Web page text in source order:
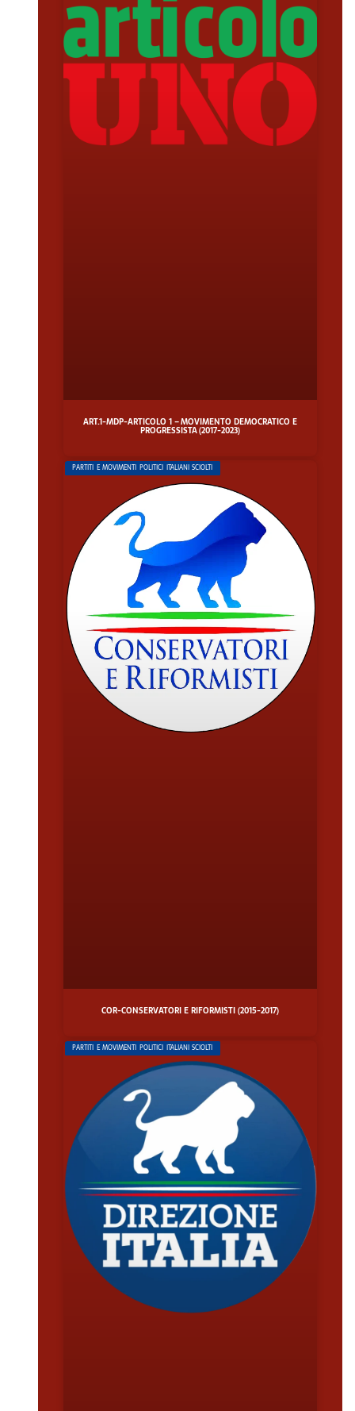
ART.1-MDP-ARTICOLO 1 – MOVIMENTO DEMOCRATICO E
PROGRESSISTA (2017-2023)
PARTITI E MOVIMENTI POLITICI ITALIANI SCIOLTI
COR-CONSERVATORI E RIFORMISTI (2015-2017)
PARTITI E MOVIMENTI POLITICI ITALIANI SCIOLTI